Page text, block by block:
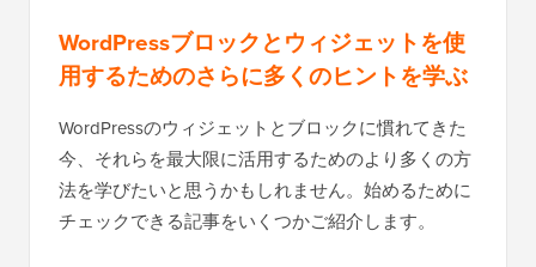
WordPressブロックとウィジェットを使
用するためのさらに多くのヒントを学ぶ
WordPressのウィジェットとブロックに慣れてきた
今、それらを最大限に活用するためのより多くの方
法を学びたいと思うかもしれません。始めるために
チェックできる記事をいくつかご紹介します。